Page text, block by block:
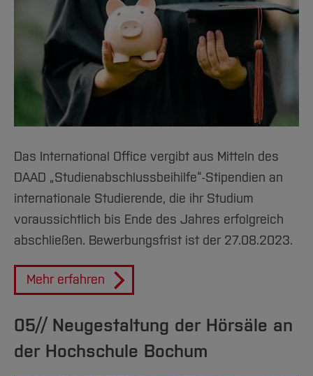
Das International Office vergibt aus Mitteln des
DAAD „Studienabschlussbeihilfe“-Stipendien an
internationale Studierende, die ihr Studium
voraussichtlich bis Ende des Jahres erfolgreich
abschließen. Bewerbungsfrist ist der 27.08.2023.
Mehr erfahren
05// Neugestaltung der Hörsäle an
der Hochschule Bochum